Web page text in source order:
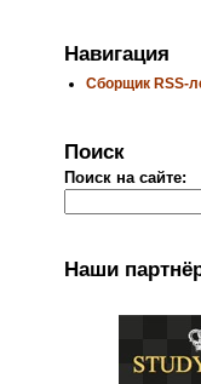
Навигация
Сборщик RSS-
Поиск
Поиск на сайте:
Наши